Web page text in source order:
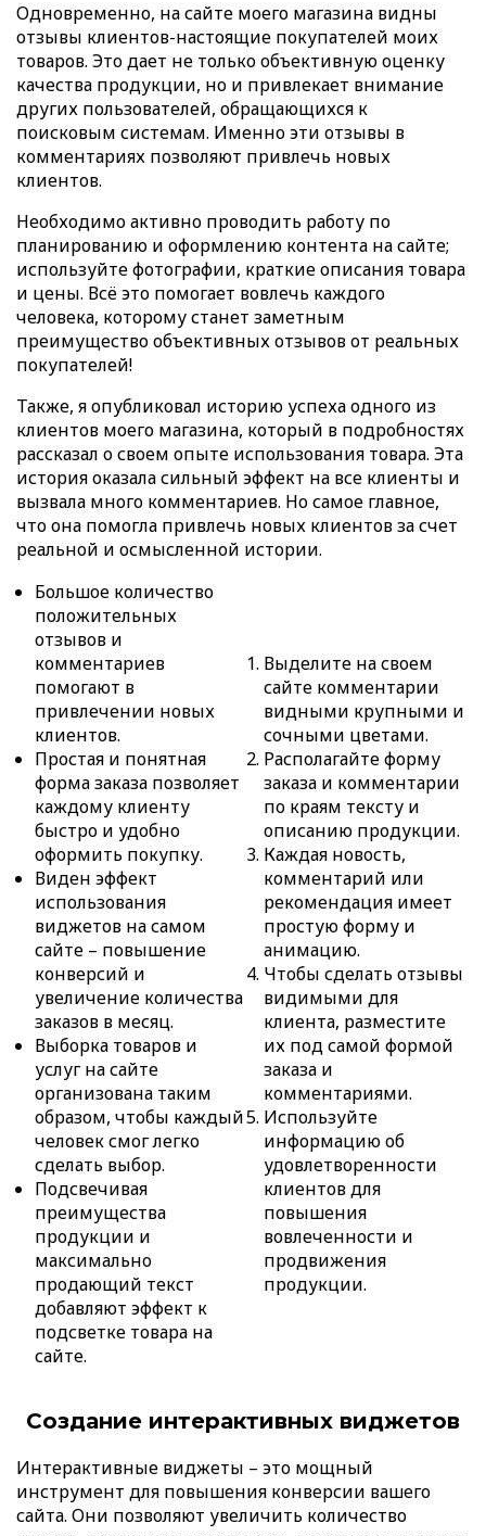
Одновременно, на сайте моего магазина видны
отзывы клиентов-настоящие покупателей моих
товаров. Это дает не только объективную оценку
качества продукции, но и привлекает внимание
других пользователей, обращающихся к
поисковым системам. Именно эти отзывы в
комментариях позволяют привлечь новых
клиентов.
Необходимо активно проводить работу по
планированию и оформлению контента на сайте;
используйте фотографии, краткие описания товара
и цены. Всё это помогает вовлечь каждого
человека, которому станет заметным
преимущество объективных отзывов от реальных
покупателей!
Также, я опубликовал историю успеха одного из
клиентов моего магазина, который в подробностях
рассказал о своем опыте использования товара. Эта
история оказала сильный эффект на все клиенты и
вызвала много комментариев. Но самое главное,
что она помогла привлечь новых клиентов за счет
реальной и осмысленной истории.
Большое количество
положительных
отзывов и
комментариев
помогают в
привлечении новых
клиентов.
Простая и понятная
форма заказа позволяет
каждому клиенту
быстро и удобно
оформить покупку.
Виден эффект
использования
виджетов на самом
сайте – повышение
конверсий и
увеличение количества
заказов в месяц.
Выборка товаров и
услуг на сайте
организована таким
образом, чтобы каждый
человек смог легко
сделать выбор.
Подсвечивая
преимущества
продукции и
максимально
продающий текст
добавляют эффект к
подсветке товара на
сайте.
Выделите на своем
сайте комментарии
видными крупными и
сочными цветами.
Располагайте форму
заказа и комментарии
по краям тексту и
описанию продукции.
Каждая новость,
комментарий или
рекомендация имеет
простую форму и
анимацию.
Чтобы сделать отзывы
видимыми для
клиента, разместите
их под самой формой
заказа и
комментариями.
Используйте
информацию об
удовлетворенности
клиентов для
повышения
вовлеченности и
продвижения
продукции.
Создание интерактивных виджетов
Интерактивные виджеты – это мощный
инструмент для повышения конверсии вашего
сайта. Они позволяют увеличить количество